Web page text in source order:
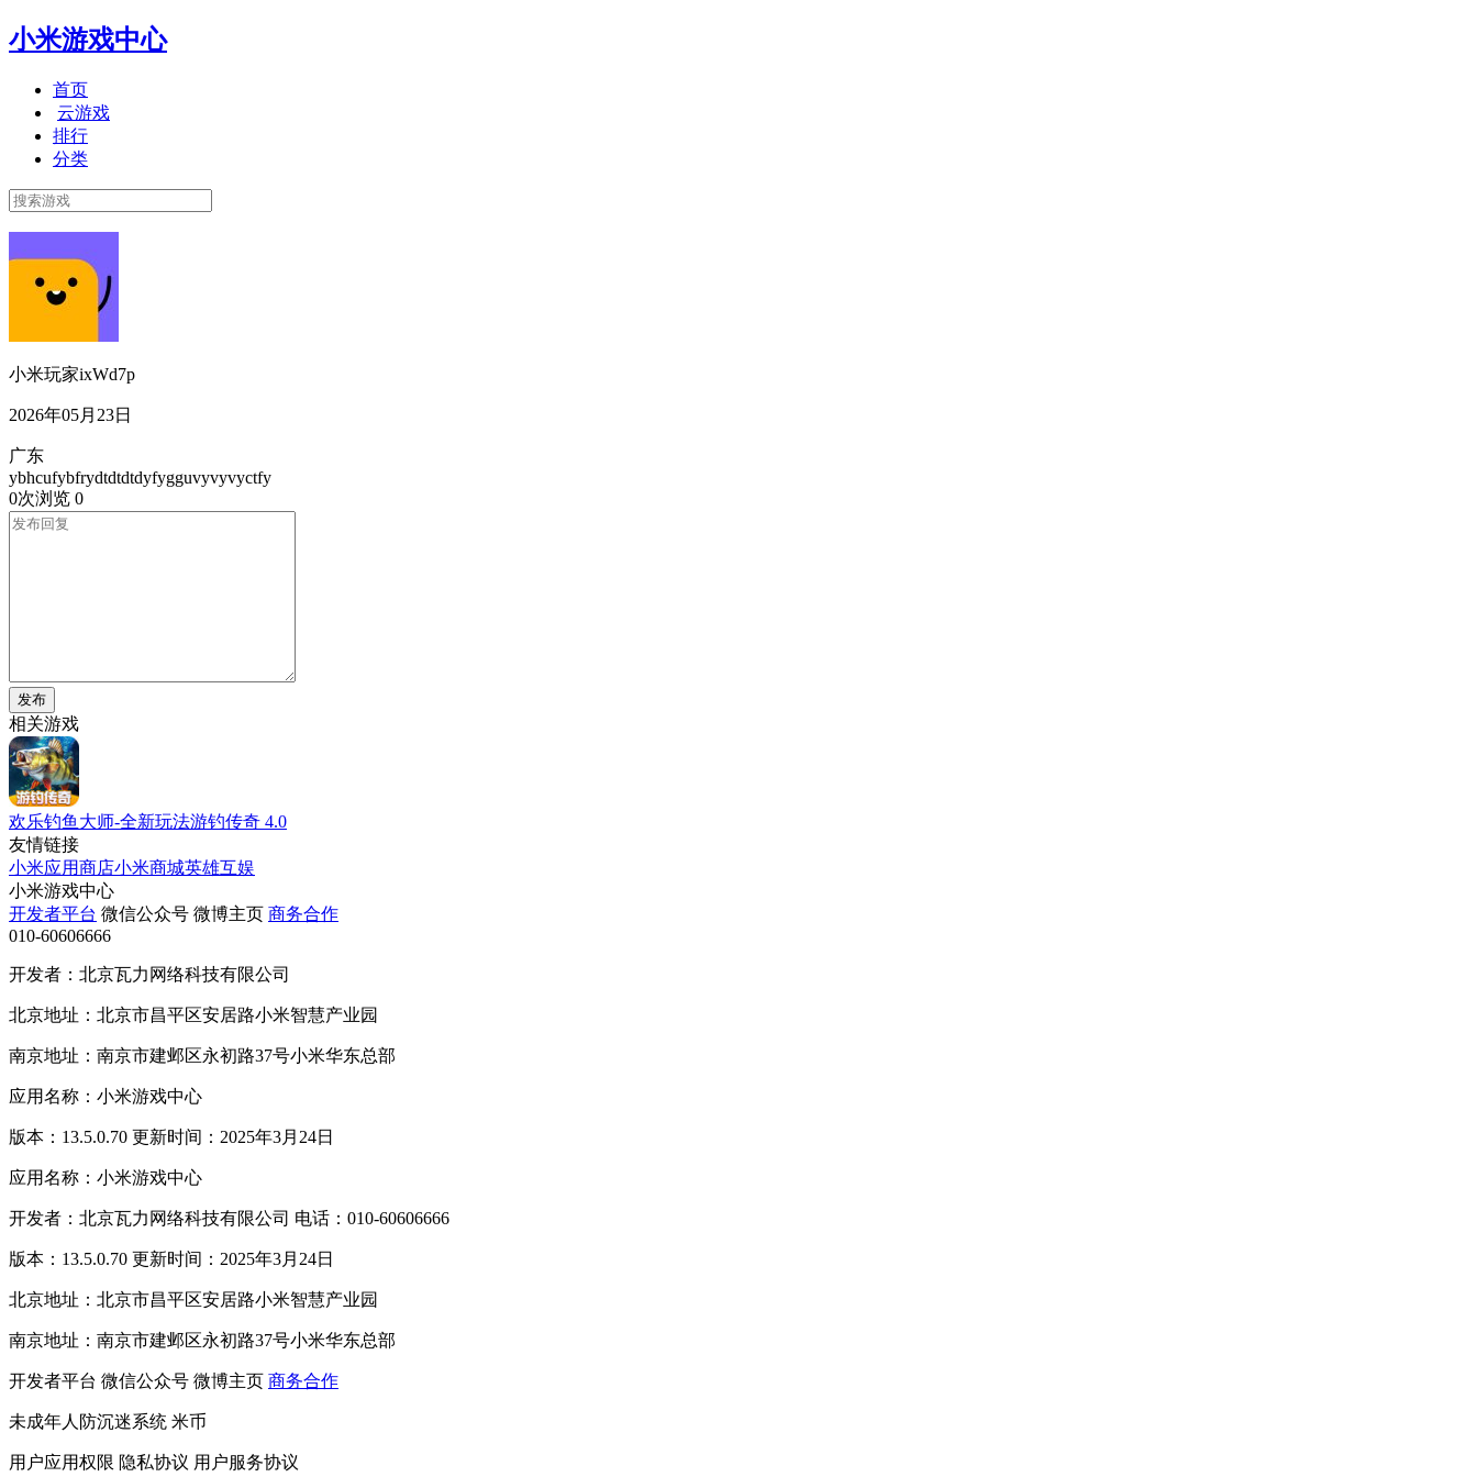
小米游戏中心
首页
云游戏
排行
分类
小米玩家ixWd7p
2026年05月23日
广东
ybhcufybfrydtdtdtdyfygguvyvyvyctfy
0次浏览 0
发布
相关游戏
欢乐钓鱼大师-全新玩法游钓传奇 4.0
友情链接
小米应用商店小米商城英雄互娱
小米游戏中心
开发者平台 微信公众号 微博主页 商务合作
010-60606666
开发者：北京瓦力网络科技有限公司
北京地址：北京市昌平区安居路小米智慧产业园
南京地址：南京市建邺区永初路37号小米华东总部
应用名称：小米游戏中心
版本：13.5.0.70 更新时间：2025年3月24日
应用名称：小米游戏中心
开发者：北京瓦力网络科技有限公司 电话：010-60606666
版本：13.5.0.70 更新时间：2025年3月24日
北京地址：北京市昌平区安居路小米智慧产业园
南京地址：南京市建邺区永初路37号小米华东总部
开发者平台 微信公众号 微博主页 商务合作
未成年人防沉迷系统 米币
用户应用权限 隐私协议 用户服务协议